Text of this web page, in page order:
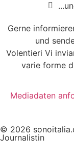
Gerne
und
Volentieri Vi
varie forme
Mediadaten
© 2026
Journalistin